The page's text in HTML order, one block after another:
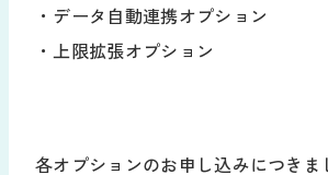
ログイン
・データ自動連携オプション
・上限拡張オプション
各オプションのお申し込みにつきま